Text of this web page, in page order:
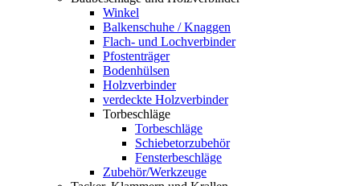
Winkel
Balkenschuhe / Knaggen
Flach- und Lochverbinder
Pfostenträger
Bodenhülsen
Holzverbinder
verdeckte Holzverbinder
Torbeschläge
Torbeschläge
Schiebetorzubehör
Fensterbeschläge
Zubehör/Werkzeuge